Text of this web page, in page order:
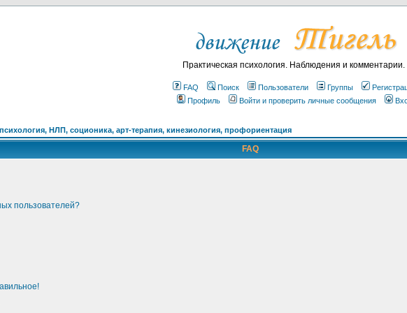
Практическая психология. Наблюдения и комментарии.
FAQ Поиск Пользователи Группы
Профиль
Войти и проверить личные сообщения
НЛП, соционика, арт-терапия, кинезиология, профориентация
FAQ
пользователей?